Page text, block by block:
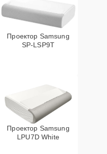
Проектор Samsung
SP-LSP9T
Проектор Samsung
LPU7D White